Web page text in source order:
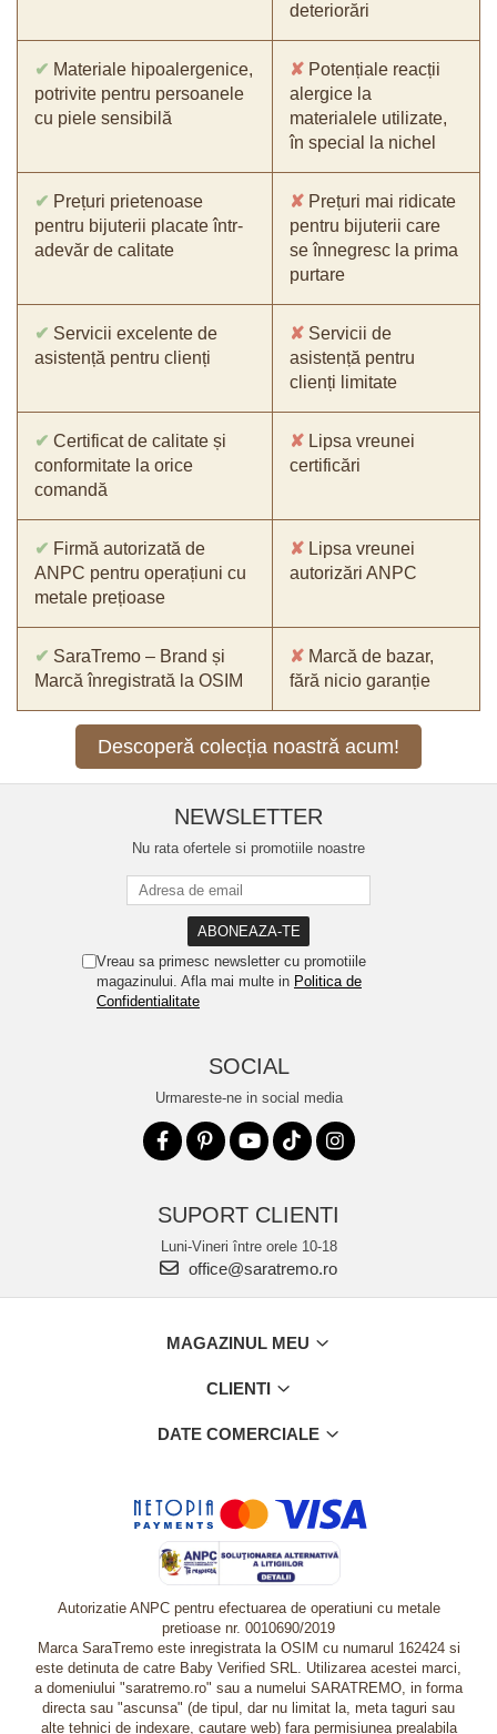
deteriorări
✔ Materiale hipoalergenice,
potrivite pentru persoanele
cu piele sensibilă
✘ Potențiale reacții
alergice la
materialele utilizate,
în special la nichel
✔ Prețuri prietenoase
pentru bijuterii placate într-
adevăr de calitate
✘ Prețuri mai ridicate
pentru bijuterii care
se înnegresc la prima
purtare
✔ Servicii excelente de
asistență pentru clienți
✘ Servicii de
asistență pentru
clienți limitate
✔ Certificat de calitate și
conformitate la orice
comandă
✘ Lipsa vreunei
certificări
✔ Firmă autorizată de
ANPC pentru operațiuni cu
metale prețioase
✘ Lipsa vreunei
autorizări ANPC
✔ SaraTremo – Brand și
Marcă înregistrată la OSIM
✘ Marcă de bazar,
fără nicio garanție
Descoperă colecția noastră acum!
NEWSLETTER
Nu rata ofertele si promotiile noastre
Vreau sa primesc newsletter cu promotiile
magazinului. Afla mai multe in Politica de
Confidentialitate
SOCIAL
Urmareste-ne in social media
SUPORT CLIENTI
Luni-Vineri între orele 10-18
office@saratremo.ro
MAGAZINUL MEU
CLIENTI
DATE COMERCIALE
Autorizatie ANPC pentru efectuarea de operatiuni cu metale
pretioase nr. 0010690/2019
Marca SaraTremo este inregistrata la OSIM cu numarul 162424 si
este detinuta de catre Baby Verified SRL. Utilizarea acestei marci,
a domeniului "saratremo.ro" sau a numelui SARATREMO, in forma
directa sau "ascunsa" (de tipul, dar nu limitat la, meta taguri sau
alte tehnici de indexare, cautare web) fara permisiunea prealabila